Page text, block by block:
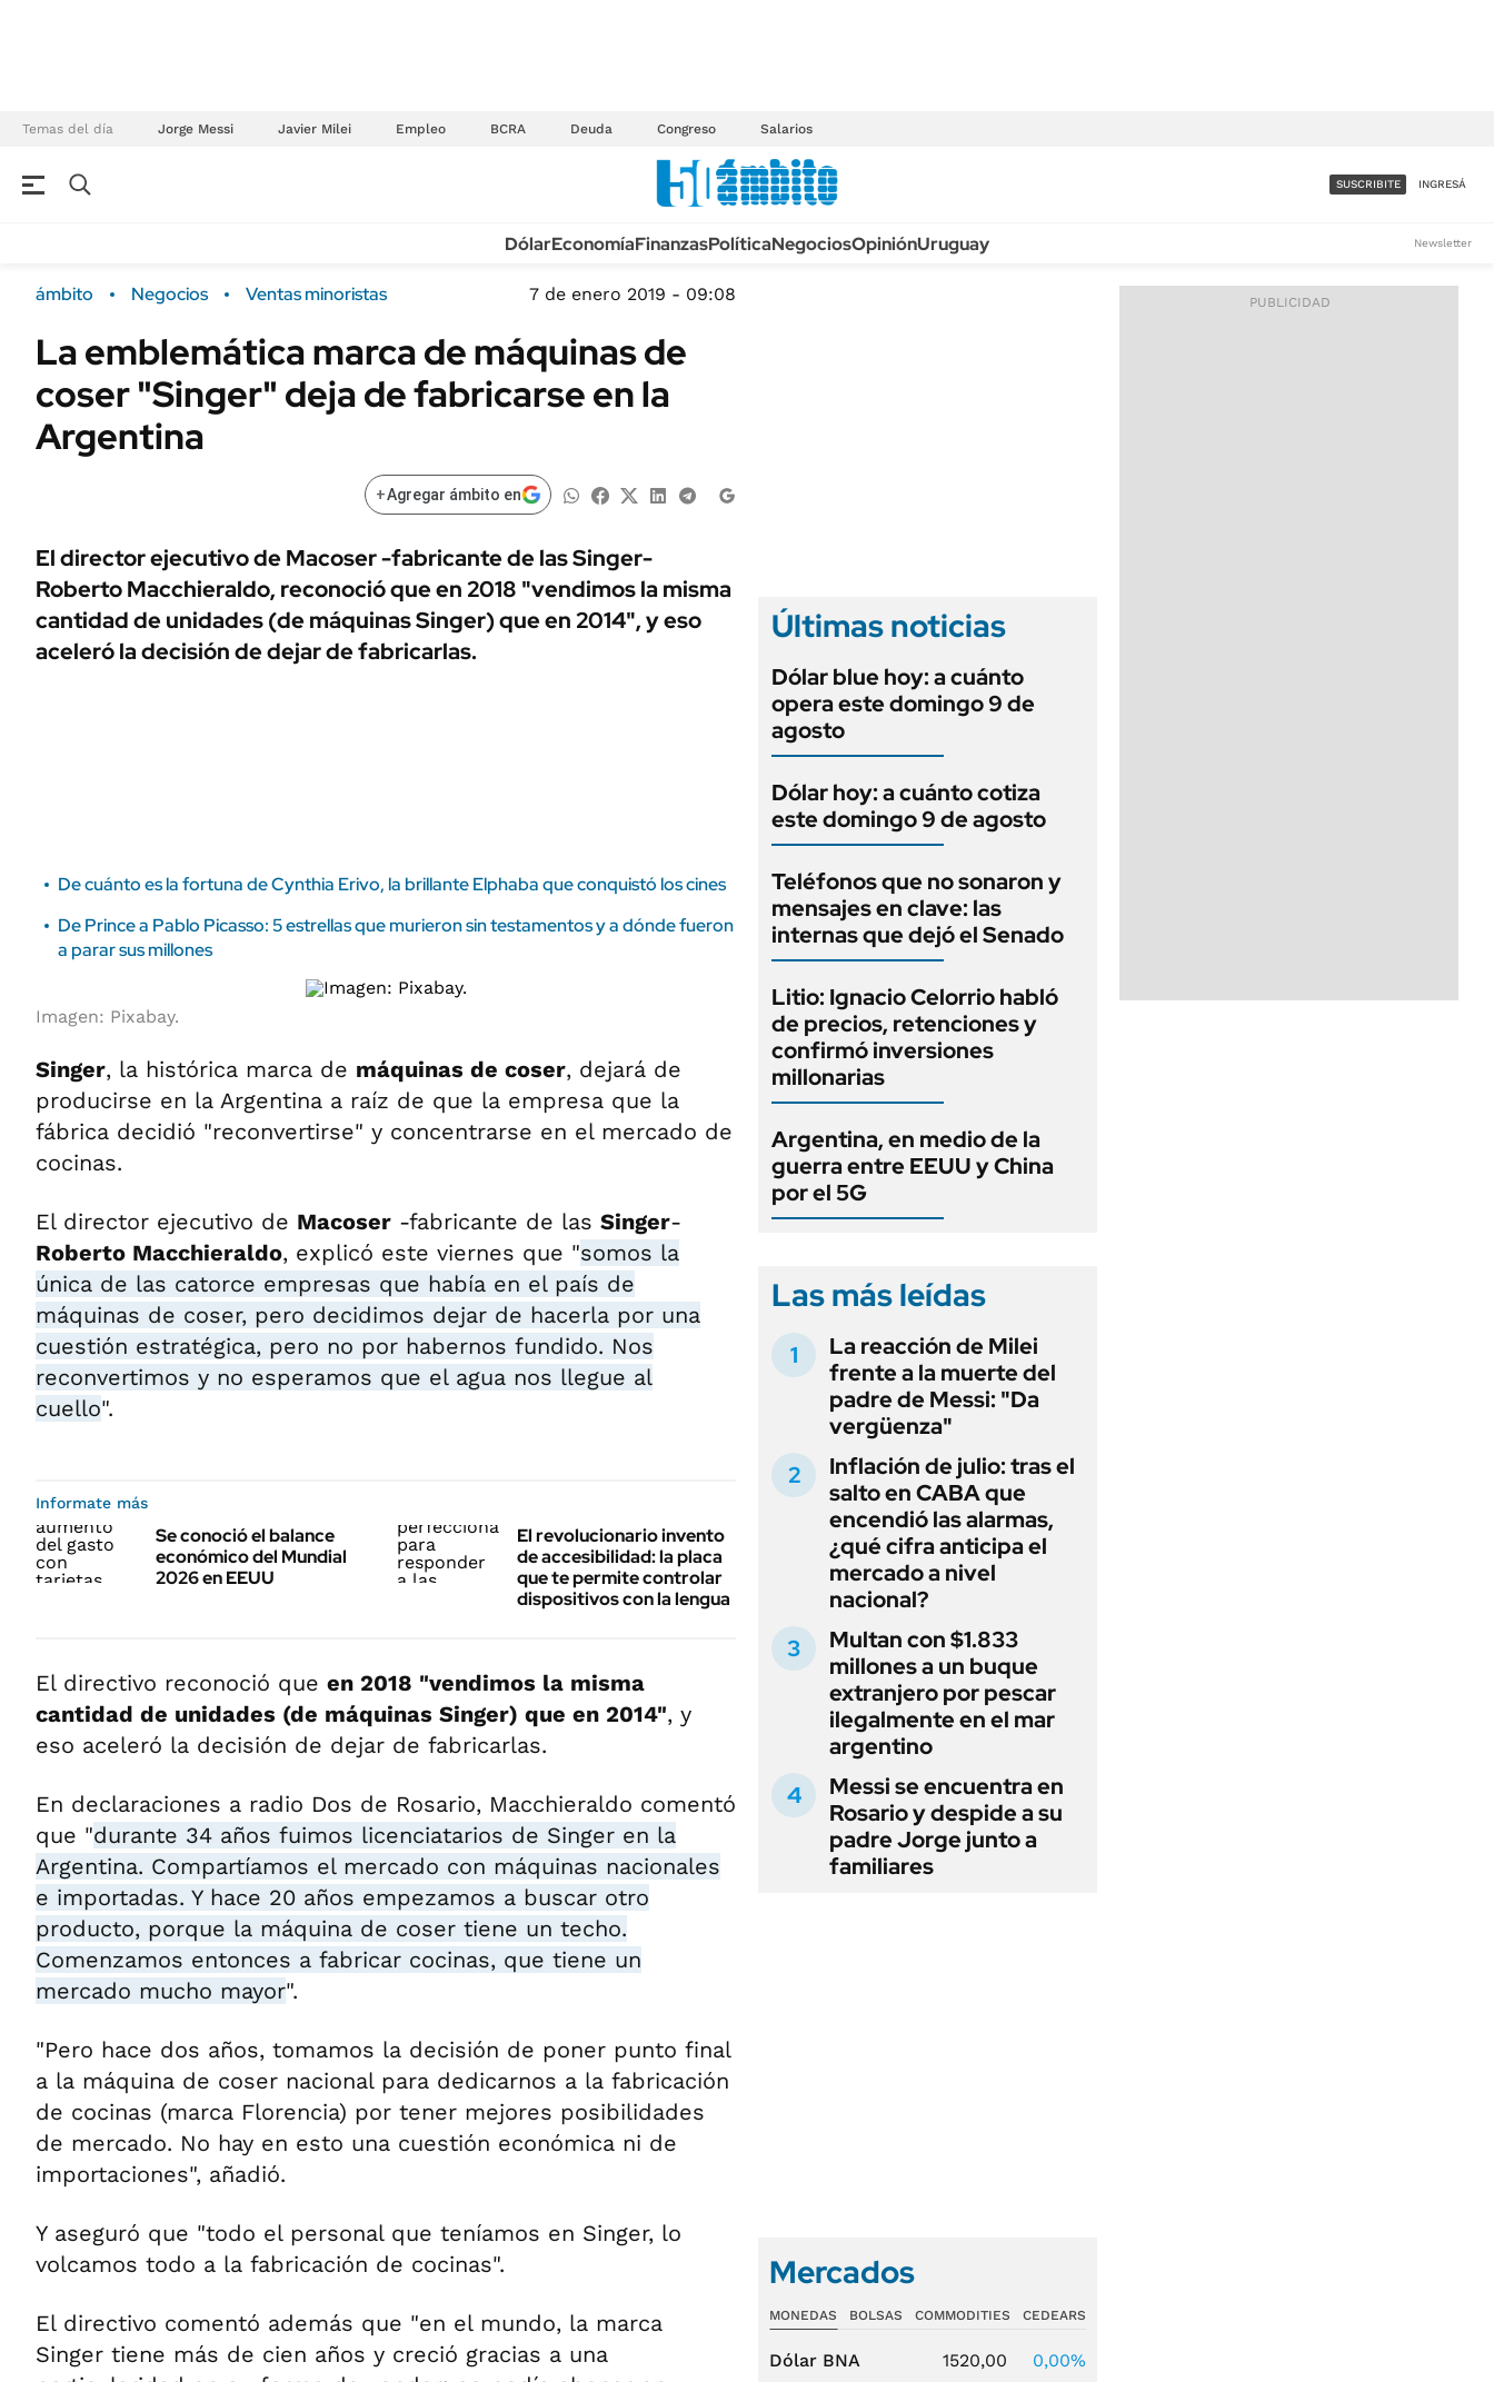
Temas del día Jorge Messi Javier Milei Empleo BCRA Deuda Congreso Salarios
Campo
FINANZAS
Dólar
Sustentabilidad
Seguros
ENERGY REPORT
URUGUAY
TECNOLOGÍA
MÉXICO
MUNDO
INFORMACIÓN GENERAL
AUTOS
ACCESO FULL - $1.800/MES
SUSCRIBITE INGRESÁ
DólarEconomíaFinanzasPolíticaNegociosOpiniónUruguay Newsletter
ámbito Negocios Ventas minoristas 7 de enero 2019 - 09:08
La emblemática marca de máquinas de
coser "Singer" deja de fabricarse en la
Argentina
+Agregar ámbito en
El director ejecutivo de Macoser -fabricante de las Singer-
Roberto Macchieraldo, reconoció que en 2018 "vendimos la misma
cantidad de unidades (de máquinas Singer) que en 2014", y eso
aceleró la decisión de dejar de fabricarlas.
De cuánto es la fortuna de Cynthia Erivo, la brillante Elphaba que conquistó los cines
De Prince a Pablo Picasso: 5 estrellas que murieron sin testamentos y a dónde fueron
a parar sus millones
Imagen: Pixabay.
Singer, la histórica marca de máquinas de coser, dejará de
producirse en la Argentina a raíz de que la empresa que la
fábrica decidió "reconvertirse" y concentrarse en el mercado de
cocinas.
El director ejecutivo de Macoser -fabricante de las Singer-
Roberto Macchieraldo, explicó este viernes que "somos la
única de las catorce empresas que había en el país de
máquinas de coser, pero decidimos dejar de hacerla por una
cuestión estratégica, pero no por habernos fundido. Nos
reconvertimos y no esperamos que el agua nos llegue al
cuello".
Informate más
Se conoció el balance
económico del Mundial
2026 en EEUU
El revolucionario invento
de accesibilidad: la placa
que te permite controlar
dispositivos con la lengua
El directivo reconoció que en 2018 "vendimos la misma
cantidad de unidades (de máquinas Singer) que en 2014", y
eso aceleró la decisión de dejar de fabricarlas.
En declaraciones a radio Dos de Rosario, Macchieraldo comentó
que "durante 34 años fuimos licenciatarios de Singer en la
Argentina. Compartíamos el mercado con máquinas nacionales
e importadas. Y hace 20 años empezamos a buscar otro
producto, porque la máquina de coser tiene un techo.
Comenzamos entonces a fabricar cocinas, que tiene un
mercado mucho mayor".
"Pero hace dos años, tomamos la decisión de poner punto final
a la máquina de coser nacional para dedicarnos a la fabricación
de cocinas (marca Florencia) por tener mejores posibilidades
de mercado. No hay en esto una cuestión económica ni de
importaciones", añadió.
Y aseguró que "todo el personal que teníamos en Singer, lo
volcamos todo a la fabricación de cocinas".
El directivo comentó además que "en el mundo, la marca
Singer tiene más de cien años y creció gracias a una
Últimas noticias
Dólar blue hoy: a cuánto
opera este domingo 9 de
agosto
Dólar hoy: a cuánto cotiza
este domingo 9 de agosto
Teléfonos que no sonaron y
mensajes en clave: las
internas que dejó el Senado
Litio: Ignacio Celorrio habló
de precios, retenciones y
confirmó inversiones
millonarias
Argentina, en medio de la
guerra entre EEUU y China
por el 5G
Las más leídas
La reacción de Milei
frente a la muerte del
padre de Messi: "Da
vergüenza"
Inflación de julio: tras el
salto en CABA que
encendió las alarmas,
¿qué cifra anticipa el
mercado a nivel
nacional?
Multan con $1.833
millones a un buque
extranjero por pescar
ilegalmente en el mar
argentino
Messi se encuentra en
Rosario y despide a su
padre Jorge junto a
familiares
Mercados
MONEDAS BOLSAS COMMODITIES CEDEARS
Dólar BNA 1520,00
0,00%